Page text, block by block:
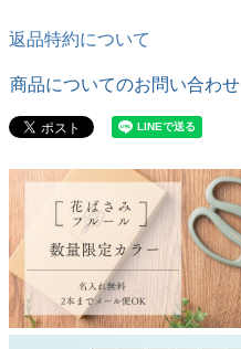
返品特約について
商品についてのお問い合わせ